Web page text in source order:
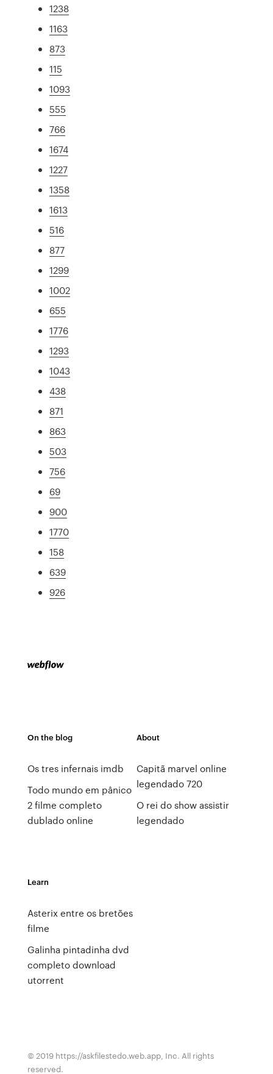
1238
1163
873
115
1093
555
766
1674
1227
1358
1613
516
877
1299
1002
655
1776
1293
1043
438
871
863
503
756
69
900
1770
158
639
926
On the blog
Os tres infernais imdb
Todo mundo em pânico
2 filme completo
dublado online
About
Capitã marvel online
legendado 720
O rei do show assistir
legendado
Learn
Asterix entre os bretões
filme
Galinha pintadinha dvd
completo download
utorrent
© 2019 https://askfilestedo.web.app, Inc. All rights
reserved.